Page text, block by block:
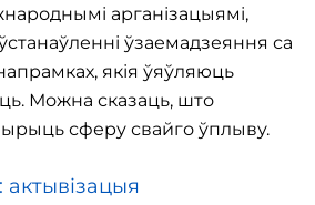
арганізацыямі,
ўзаемадзеяння са
якія ўяўляюць
Можна сказаць, што
сферу свайго ўплыву.